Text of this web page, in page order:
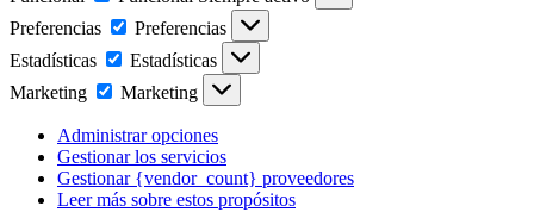
Preferencias
Preferencias
Estadísticas
Estadísticas
Marketing
Marketing
Administrar opciones
Gestionar los servicios
Gestionar {vendor_count} proveedores
Leer más sobre estos propósitos